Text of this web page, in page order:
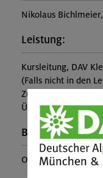
Nikolaus
Leistung:
Kursleitung, DAV
(Falls nicht in den
Zusatzkosten für
Übernachtung oder
Buchungscode:
OL-25-0930